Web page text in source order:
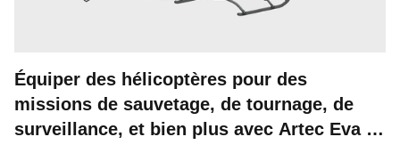
Équiper des hélicoptères pour des
missions de sauvetage, de tournage, de
surveillance, et bien plus avec Artec Eva et